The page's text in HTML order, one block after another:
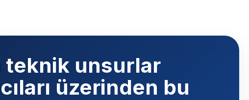
teknik unsurlar
üzerinden bu